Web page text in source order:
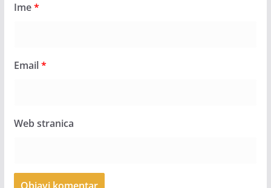
Ime*
Email*
Web stranica